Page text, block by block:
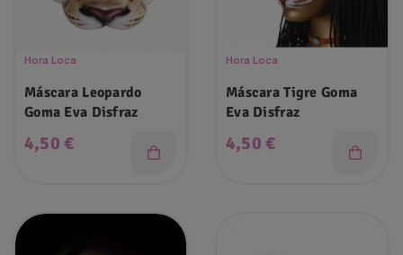
Hora Loca
Máscara Leopardo
Goma Eva Disfraz
Precio
4,50 €
Hora Loca
Máscara Tigre Goma
Eva Disfraz
Precio
4,50 €